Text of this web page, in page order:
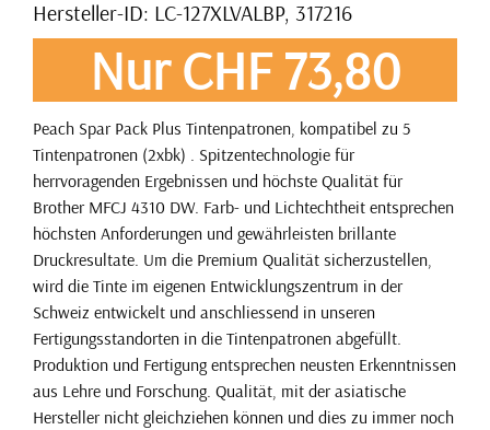
Hersteller-ID: LC-127XLVALBP, 317216
Nur CHF 73,80
Peach Spar Pack Plus Tintenpatronen, kompatibel zu 5
Tintenpatronen (2xbk) . Spitzentechnologie für
herrvoragenden Ergebnissen und höchste Qualität für
Brother MFCJ 4310 DW. Farb- und Lichtechtheit entsprechen
höchsten Anforderungen und gewährleisten brillante
Druckresultate. Um die Premium Qualität sicherzustellen,
wird die Tinte im eigenen Entwicklungszentrum in der
Schweiz entwickelt und anschliessend in unseren
Fertigungsstandorten in die Tintenpatronen abgefüllt.
Produktion und Fertigung entsprechen neusten Erkenntnissen
aus Lehre und Forschung. Qualität, mit der asiatische
Hersteller nicht gleichziehen können und dies zu immer noch